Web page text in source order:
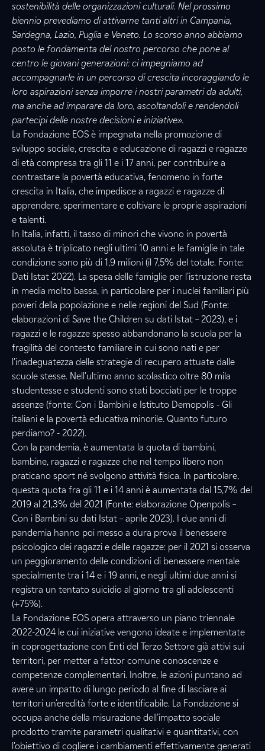
sostenibilità delle organizzazioni culturali. Nel prossimo
biennio prevediamo di attivarne tanti altri in Campania,
Sardegna, Lazio, Puglia e Veneto. Lo scorso anno abbiamo
posto le fondamenta del nostro percorso che pone al
centro le giovani generazioni: ci impegniamo ad
accompagnarle in un percorso di crescita incoraggiando le
loro aspirazioni senza imporre i nostri parametri da adulti,
ma anche ad imparare da loro, ascoltandoli e rendendoli
partecipi delle nostre decisioni e iniziative».
La Fondazione EOS è impegnata nella promozione di
sviluppo sociale, crescita e educazione di ragazzi e ragazze
di età compresa tra gli 11 e i 17 anni, per contribuire a
contrastare la povertà educativa, fenomeno in forte
crescita in Italia, che impedisce a ragazzi e ragazze di
apprendere, sperimentare e coltivare le proprie aspirazioni
e talenti.
In Italia, infatti, il tasso di minori che vivono in povertà
assoluta è triplicato negli ultimi 10 anni e le famiglie in tale
condizione sono più di 1,9 milioni (il 7,5% del totale. Fonte:
Dati Istat 2022). La spesa delle famiglie per l’istruzione resta
in media molto bassa, in particolare per i nuclei familiari più
poveri della popolazione e nelle regioni del Sud (Fonte:
elaborazioni di Save the Children su dati Istat – 2023), e i
ragazzi e le ragazze spesso abbandonano la scuola per la
fragilità del contesto familiare in cui sono nati e per
l’inadeguatezza delle strategie di recupero attuate dalle
scuole stesse. Nell’ultimo anno scolastico oltre 80 mila
studentesse e studenti sono stati bocciati per le troppe
assenze (fonte: Con i Bambini e Istituto Demopolis - Gli
italiani e la povertà educativa minorile. Quanto futuro
perdiamo? - 2022).
Con la pandemia, è aumentata la quota di bambini,
bambine, ragazzi e ragazze che nel tempo libero non
praticano sport né svolgono attività fisica. In particolare,
questa quota fra gli 11 e i 14 anni è aumentata dal 15,7% del
2019 al 21,3% del 2021 (Fonte: elaborazione Openpolis –
Con i Bambini su dati Istat – aprile 2023). I due anni di
pandemia hanno poi messo a dura prova il benessere
psicologico dei ragazzi e delle ragazze: per il 2021 si osserva
un peggioramento delle condizioni di benessere mentale
specialmente tra i 14 e i 19 anni, e negli ultimi due anni si
registra un tentato suicidio al giorno tra gli adolescenti
(+75%).
La Fondazione EOS opera attraverso un piano triennale
2022-2024 le cui iniziative vengono ideate e implementate
in coprogettazione con Enti del Terzo Settore già attivi sui
territori, per metter a fattor comune conoscenze e
competenze complementari. Inoltre, le azioni puntano ad
avere un impatto di lungo periodo al fine di lasciare ai
territori un’eredità forte e identificabile. La Fondazione si
occupa anche della misurazione dell’impatto sociale
prodotto tramite parametri qualitativi e quantitativi, con
l’obiettivo di cogliere i cambiamenti effettivamente generati